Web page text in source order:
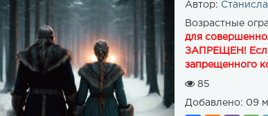
Автор:
Возрастные
для
ЗАПРЕЩЕН! Если
запрещенного
85
Добавлено: 09